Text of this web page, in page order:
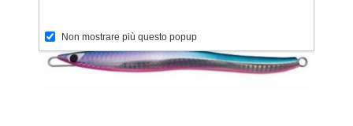
Non mostrare più questo popup